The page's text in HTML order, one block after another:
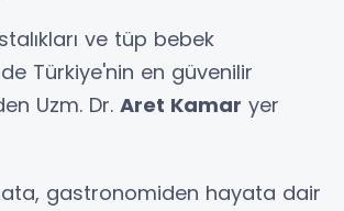
ve tüp bebek
Türkiye'nin en güvenilir
Uzm. Dr. Aret Kamar yer
gastronomiden hayata dair